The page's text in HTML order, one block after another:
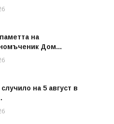
на
Дом...
на 5 август в